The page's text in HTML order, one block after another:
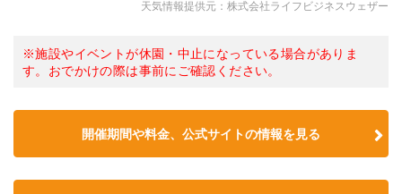
天気情報提供元：株式会社ライフビジネスウェザー
※施設やイベントが休園・中止になっている場合がありま
す。おでかけの際は事前にご確認ください。
開催期間や料金、公式サイトの情報を見る